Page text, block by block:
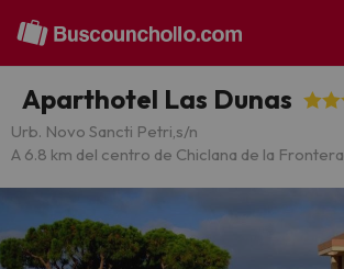
Aparthotel Las Dunas
Urb. Novo Sancti Petri,s/n
A 6.8 km del centro de Chiclana de la Frontera